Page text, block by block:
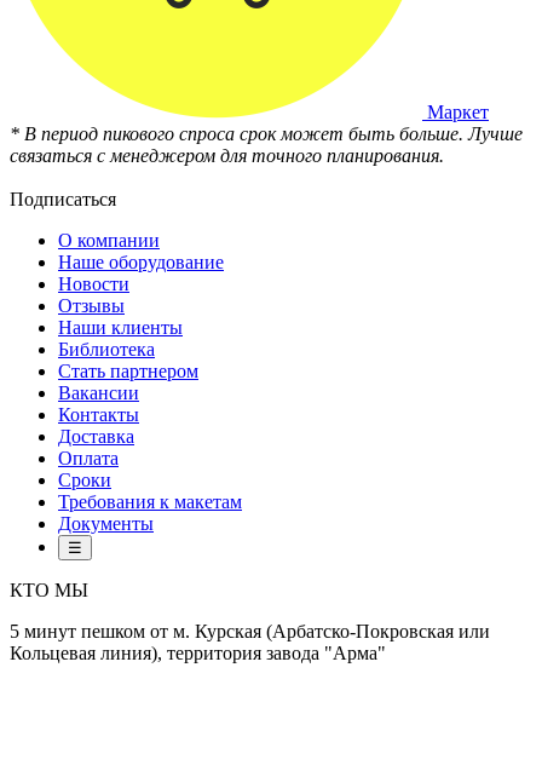
Маркет
* В период пикового спроса срок может быть больше. Лучше
связаться с менеджером для точного планирования.
Подписаться
О компании
Наше оборудование
Новости
Отзывы
Наши клиенты
Библиотека
Стать партнером
Вакансии
Контакты
Доставка
Оплата
Сроки
Требования к макетам
Документы
☰
КТО МЫ
5 минут пешком от м. Курская (Арбатско-Покровская или
Кольцевая линия), территория завода "Арма"